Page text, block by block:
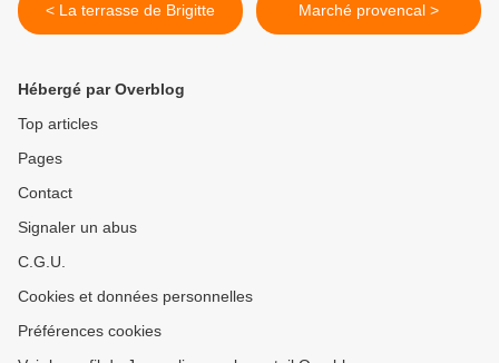
< La terrasse de Brigitte Marché provencal >
Hébergé par Overblog
Top articles
Pages
Contact
Signaler un abus
C.G.U.
Cookies et données personnelles
Préférences cookies